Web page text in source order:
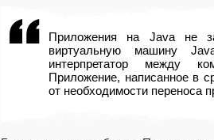
Приложения на Java не
виртуальную машину
интерпретатор между
Приложение, написанное в
от необходимости переноса